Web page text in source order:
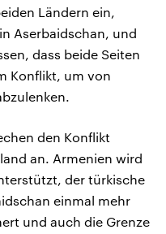
Ländern ein,
Aserbaidschan, und
dass beide Seiten
Konflikt, um von
den Konflikt
an. Armenien wird
der türkische
einmal mehr
und auch die Grenze